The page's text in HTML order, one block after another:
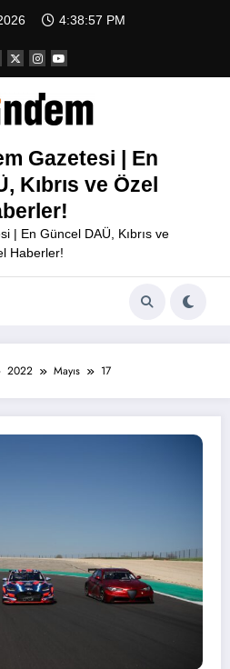
4:38:57 PM
Gazetesi | En
Kıbrıs ve Özel
| En Güncel DAÜ, Kıbrıs ve
Haberler!
2022 Mayıs 17